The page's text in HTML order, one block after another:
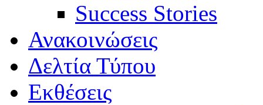
Success Stories
Ανακοινώσεις
Δελτία Τύπου
Εκθέσεις